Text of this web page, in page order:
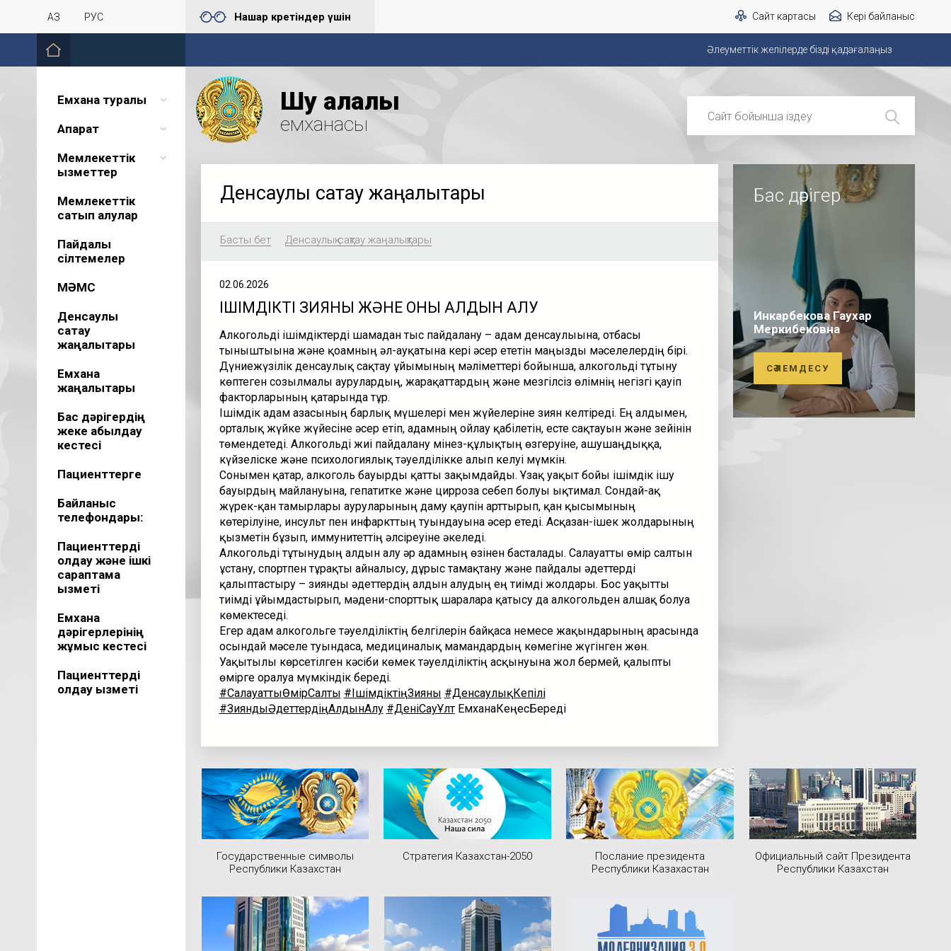
ҚАЗ РУС Нашар көретіндер үшін Сайт картасы Кері байланыс
Әлеуметтік желілерде бізді қадағалаңыз
Емхана туралы
Ақпарат
Мемлекеттік
қызметтер
Мемлекеттік
сатып алулар
Пайдалы
сілтемелер
МӘМС
Денсаулық
сақтау
жаңалықтары
Емхана
жаңалықтары
Бас дәрігердің
жеке қабылдау
кестесі
Пациенттерге
Байланыс
телефондары:
Пациенттерді
қолдау және ішкі
сараптама
қызметі
Емхана
дәрігерлерінің
жұмыс кестесі
Пациенттерді
қолдау қызметі
Шу қалалық
емханасы
Денсаулық сақтау жаңалықтары
Басты бет Денсаулық сақтау жаңалықтары
02.06.2026
ІШІМДІКТІҢ ЗИЯНЫ ЖӘНЕ ОНЫҢ АЛДЫН АЛУ
Алкогольді ішімдіктерді шамадан тыс пайдалану – адам денсаулығына, отбасы
тыныштығына және қоғамның әл-ауқатына кері әсер ететін маңызды мәселелердің бірі.
Дүниежүзілік денсаулық сақтау ұйымының мәліметтері бойынша, алкогольді тұтыну
көптеген созылмалы аурулардың, жарақаттардың және мезгілсіз өлімнің негізгі қауіп
факторларының қатарында тұр.
Ішімдік адам ағзасының барлық мүшелері мен жүйелеріне зиян келтіреді. Ең алдымен,
орталық жүйке жүйесіне әсер етіп, адамның ойлау қабілетін, есте сақтауын және зейінін
төмендетеді. Алкогольді жиі пайдалану мінез-құлықтың өзгеруіне, ашушаңдыққа,
күйзеліске және психологиялық тәуелділікке алып келуі мүмкін.
Сонымен қатар, алкоголь бауырды қатты зақымдайды. Ұзақ уақыт бойы ішімдік ішу
бауырдың майлануына, гепатитке және циррозға себеп болуы ықтимал. Сондай-ақ
жүрек-қан тамырлары ауруларының даму қаупін арттырып, қан қысымының
көтерілуіне, инсульт пен инфаркттың туындауына әсер етеді. Асқазан-ішек жолдарының
қызметін бұзып, иммунитеттің әлсіреуіне әкеледі.
Алкогольді тұтынудың алдын алу әр адамның өзінен басталады. Салауатты өмір салтын
ұстану, спортпен тұрақты айналысу, дұрыс тамақтану және пайдалы әдеттерді
қалыптастыру – зиянды әдеттердің алдын алудың ең тиімді жолдары. Бос уақытты
тиімді ұйымдастырып, мәдени-спорттық шараларға қатысу да алкогольден алшақ болуға
көмектеседі.
Егер адам алкогольге тәуелділіктің белгілерін байқаса немесе жақындарының арасында
осындай мәселе туындаса, медициналық мамандардың көмегіне жүгінген жөн.
Уақытылы көрсетілген кәсіби көмек тәуелділіктің асқынуына жол бермей, қалыпты
өмірге оралуға мүмкіндік береді.
#СалауаттыӨмірСалты #ІшімдіктіңЗияны #ДенсаулықКепілі
#ЗияндыӘдеттердіңАлдынАлу #ДеніСауҰлтЕмханаКеңесБереді
Бас дәрігер
Инкарбекова Гаухар
Меркибековна
СӘЛЕМДЕСУ
Государственные символы
Республики Казахстан
Стратегия Казахстан-2050
Послание президента
Республики Казахастан
Официальный сайт Президента
Республики Казахстан